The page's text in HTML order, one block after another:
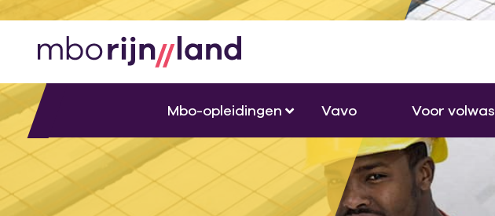
Mbo-opleidingen Vavo Voor